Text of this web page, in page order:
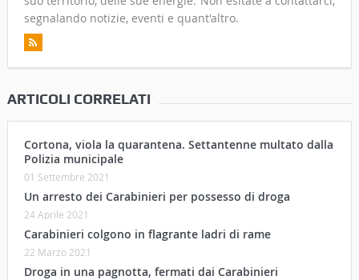
segnalando notizie, eventi e quant'altro.
ARTICOLI CORRELATI
Cortona, viola la quarantena. Settantenne multato dalla
Polizia municipale
01 Settembre 2021
Un arresto dei Carabinieri per possesso di droga
24 Aprile 2021
Carabinieri colgono in flagrante ladri di rame
22 Marzo 2021
Droga in una pagnotta, fermati dai Carabinieri